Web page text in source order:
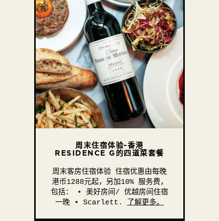
周末住宿体验-香港
RESIDENCE G的四道菜套餐
周末客房住宿体验 住宿优惠由每晚
港币1288元起，另加10% 服务费，
包括： • 美好房间/ 优越房间住宿
一晚 • Scarlett.
了解更多。